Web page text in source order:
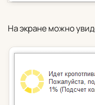
На экране можно